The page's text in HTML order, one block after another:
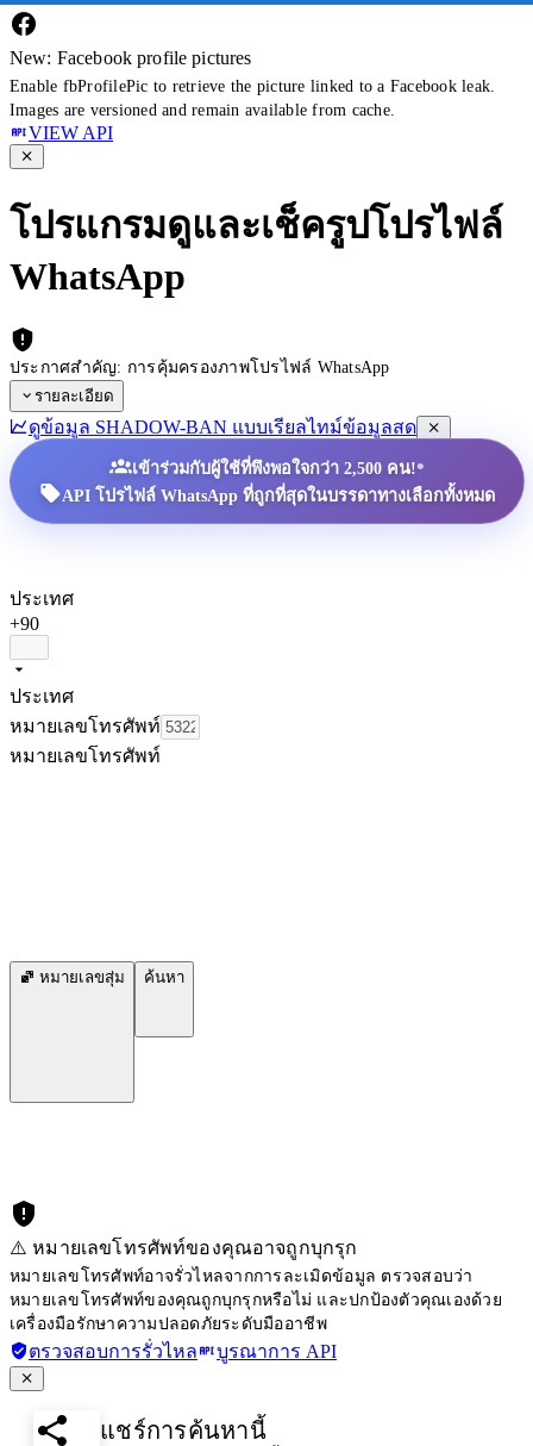
New: Facebook profile pictures
Enable fbProfilePic to retrieve the picture linked to a Facebook leak.
Images are versioned and remain available from cache.
VIEW API
โปรแกรมดูและเช็ครูปโปรไฟล์
WhatsApp
ประกาศสำคัญ: การคุ้มครองภาพโปรไฟล์ WhatsApp
รายละเอียด
ดูข้อมูล SHADOW-BAN แบบเรียลไทม์ข้อมูลสด
เข้าร่วมกับผู้ใช้ที่พึงพอใจกว่า 2,500 คน!•
API โปรไฟล์ WhatsApp ที่ถูกที่สุดในบรรดาทางเลือกทั้งหมด
ประเทศ
+90
ประเทศ
หมายเลขโทรศัพท์
หมายเลขโทรศัพท์
หมายเลขสุ่ม ค้นหา
⚠️ หมายเลขโทรศัพท์ของคุณอาจถูกบุกรุก
หมายเลขโทรศัพท์อาจรั่วไหลจากการละเมิดข้อมูล ตรวจสอบว่า
หมายเลขโทรศัพท์ของคุณถูกบุกรุกหรือไม่ และปกป้องตัวคุณเองด้วย
เครื่องมือรักษาความปลอดภัยระดับมืออาชีพ
ตรวจสอบการรั่วไหล บูรณาการ API
แชร์การค้นหานี้